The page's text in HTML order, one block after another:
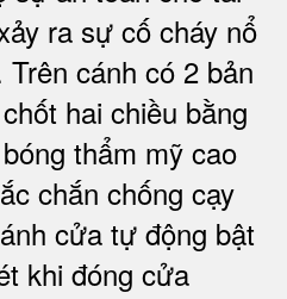
ra sự cố cháy nổ
Trên cánh có 2 bản
hai chiều bằng
thẩm mỹ cao
chắn chống cạy
cửa tự động bật
khi đóng cửa